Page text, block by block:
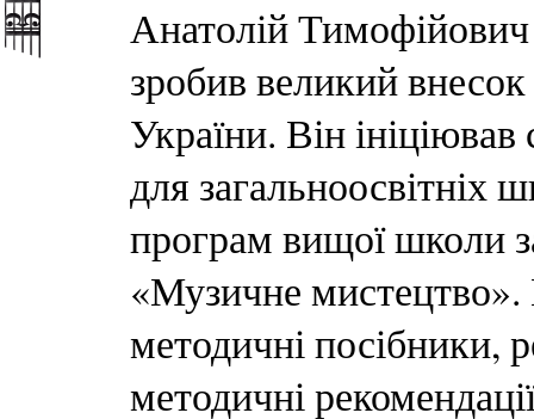
Анатолій
зробив великий
України. Він
для загальноосвітніх
програм вищої школи
«Музичне мистецтво».
методичні посібники,
методичні